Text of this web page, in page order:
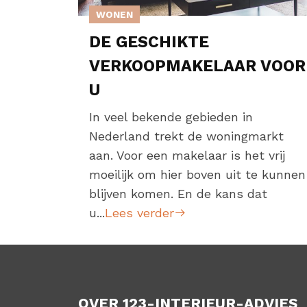
WONEN
DE GESCHIKTE
VERKOOPMAKELAAR VOOR
U
In veel bekende gebieden in
Nederland trekt de woningmarkt
aan. Voor een makelaar is het vrij
moeilijk om hier boven uit te kunnen
blijven komen. En de kans dat
u...Lees verder
OVER 123-INTERIEUR-ADVIES